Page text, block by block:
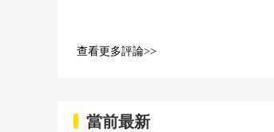
查看更多評論>>
當前最新